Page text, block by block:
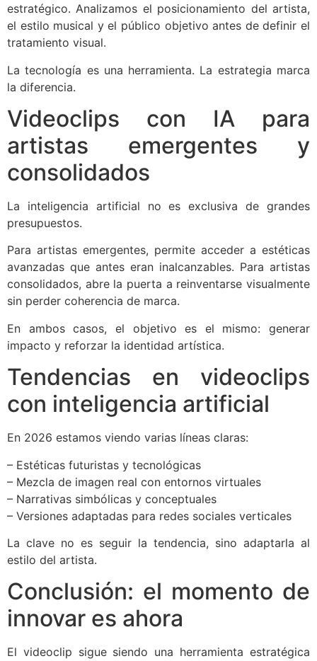
estratégico. Analizamos el posicionamiento del artista,
el estilo musical y el público objetivo antes de definir el
tratamiento visual.
La tecnología es una herramienta. La estrategia marca
la diferencia.
Videoclips con IA para
artistas emergentes y
consolidados
La inteligencia artificial no es exclusiva de grandes
presupuestos.
Para artistas emergentes, permite acceder a estéticas
avanzadas que antes eran inalcanzables. Para artistas
consolidados, abre la puerta a reinventarse visualmente
sin perder coherencia de marca.
En ambos casos, el objetivo es el mismo: generar
impacto y reforzar la identidad artística.
Tendencias en videoclips
con inteligencia artificial
En 2026 estamos viendo varias líneas claras:
– Estéticas futuristas y tecnológicas
– Mezcla de imagen real con entornos virtuales
– Narrativas simbólicas y conceptuales
– Versiones adaptadas para redes sociales verticales
La clave no es seguir la tendencia, sino adaptarla al
estilo del artista.
Conclusión: el momento de
innovar es ahora
El videoclip sigue siendo una herramienta estratégica